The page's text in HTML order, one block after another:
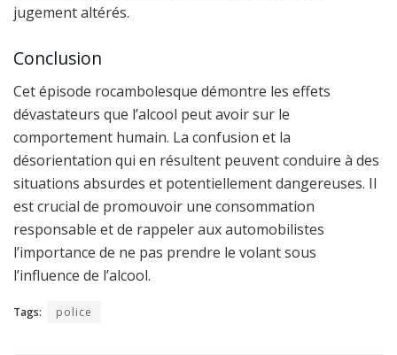
jugement altérés.
Conclusion
Cet épisode rocambolesque démontre les effets
dévastateurs que l’alcool peut avoir sur le
comportement humain. La confusion et la
désorientation qui en résultent peuvent conduire à des
situations absurdes et potentiellement dangereuses. Il
est crucial de promouvoir une consommation
responsable et de rappeler aux automobilistes
l’importance de ne pas prendre le volant sous
l’influence de l’alcool.
Tags: police